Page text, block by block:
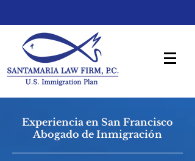
Experiencia en San Francisco
Abogado de Inmigración